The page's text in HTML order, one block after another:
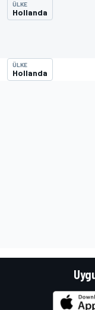
ÜLKE
Hollanda
ÜLKE
Hollanda